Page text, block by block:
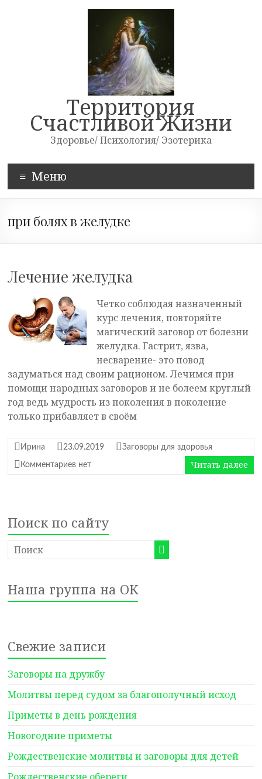
Территория
Счастливой Жизни
Здоровье/ Психология/ Эзотерика
Меню
при болях в желудке
Лечение желудка
Четко соблюдая назначенный
курс лечения, повторяйте
магический заговор от болезни
желудка. Гастрит, язва,
несварение- это повод
задуматься над своим рационом. Лечимся при
помощи народных заговоров и не болеем круглый
год ведь мудрость из поколения в поколение
только прибавляет в своём
Ирина 23.09.2019 Заговоры для здоровья
Комментариев нет Читать далее
Поиск по сайту
Наша группа на ОК
Свежие записи
Заговоры на дружбу
Молитвы перед судом за благополучный исход
Приметы в день рождения
Новогодние приметы
Рождественские молитвы и заговоры для детей